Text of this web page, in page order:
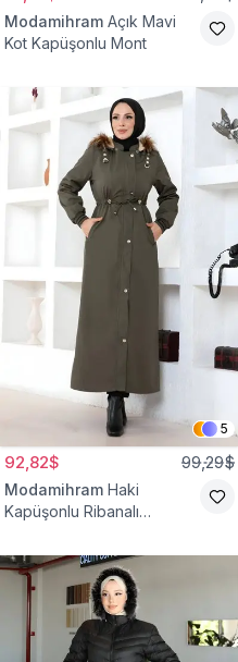
Modamihram Açık Mavi
Kot Kapüşonlu Mont
5
92,82$ 99,29$
Modamihram Haki
Kapüşonlu Ribanalı